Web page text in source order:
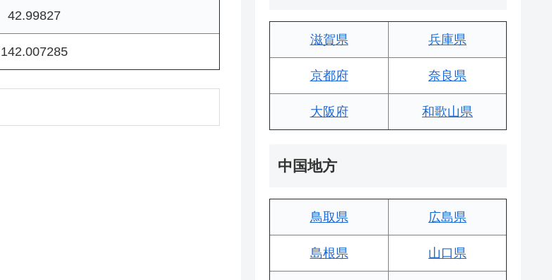
42.99827
142.007285
滋賀県 兵庫県
京都府 奈良県
大阪府 和歌山県
中国地方
鳥取県 広島県
島根県 山口県